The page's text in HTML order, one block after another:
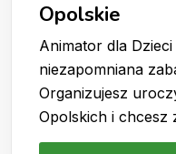
Opolskie
Animator dla
niezapomniana
Organizujesz
Opolskich i chcesz